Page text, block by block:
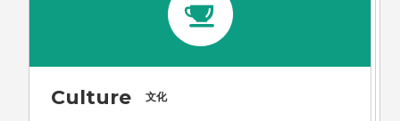
Culture 文化